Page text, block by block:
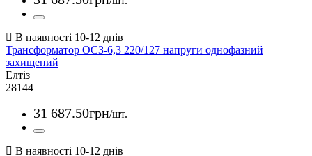
Трансформатор ОСЗ-6,3 220/127 напруги однофазний
захищений
Елтіз
28144
31 687.50грн/шт.